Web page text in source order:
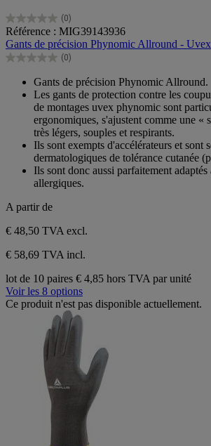
(0)
0.0
sur
5
étoiles.
Référence : MIG39143936
Gants de précision Phynomic Allround - Uvex
(0)
0.0
étoiles.
Gants de précision Phynomic Allround.
Les gants de protection contre les
de montages uvex phynomic sont
ergonomiques, s'ajustent comme une «
très légers, souples et respirants.
Ils sont exempts d'accélérateurs et sont
dermatologiques de tolérance cutanée
Ils sont donc aussi parfaitement adaptés
allergiques.
A partir de
€ 48,50 TVA excl.
€ 58,69 TVA incl.
lot de 10 paires € 4,85 hors TVA par unité
Voir les 8 options
Ce produit n'est pas disponible actuellement.